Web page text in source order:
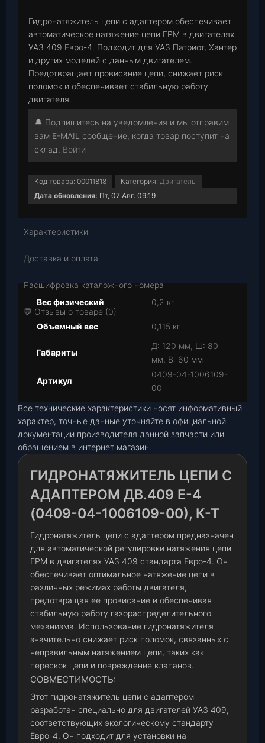
Гидронатяжитель цепи с адаптером обеспечивает
автоматическое натяжение цепи ГРМ в двигателях
УАЗ 409 Евро-4. Подходит для УАЗ Патриот, Хантер
и других моделей с данным двигателем.
Предотвращает провисание цепи, снижает риск
поломок и обеспечивает стабильную работу
двигателя.
🔔 Подпишитесь на уведомления и мы отправим
вам E-MAIL сообщение, когда товар поступит на
склад. Войти
Код товара: 00011818 Категория: Двигатель
Дата обновления: Пт, 07 Авг. 09:19
Характеристики
Доставка и оплата
Расшифровка каталожного номера
💬 Отзывы о товаре (0)
Вес физический 0,2 кг
Объемный вес 0,115 кг
Габариты
Д: 120 мм, Ш: 80
мм, В: 60 мм
Артикул
0409-04-1006109-
00
Все технические характеристики носят информативный
характер, точные данные уточняйте в официальной
документации производителя данной запчасти или
обращением в интернет магазин.
ГИДРОНАТЯЖИТЕЛЬ ЦЕПИ С
АДАПТЕРОМ ДВ.409 Е-4
(0409-04-1006109-00), К-Т
Гидронатяжитель цепи с адаптером предназначен
для автоматической регулировки натяжения цепи
ГРМ в двигателях УАЗ 409 стандарта Евро-4. Он
обеспечивает оптимальное натяжение цепи в
различных режимах работы двигателя,
предотвращая ее провисание и обеспечивая
стабильную работу газораспределительного
механизма. Использование гидронатяжителя
значительно снижает риск поломок, связанных с
неправильным натяжением цепи, таких как
перескок цепи и повреждение клапанов.
СОВМЕСТИМОСТЬ:
Этот гидронатяжитель цепи с адаптером
разработан специально для двигателей УАЗ 409,
соответствующих экологическому стандарту
Евро-4. Он подходит для установки на